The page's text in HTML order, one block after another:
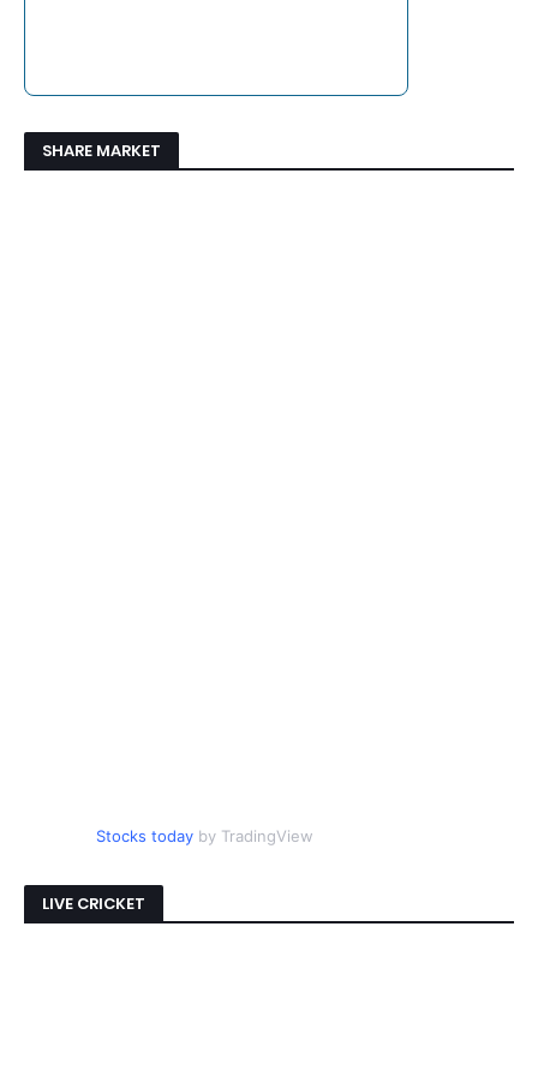
SHARE MARKET
Stocks todayby TradingView
LIVE CRICKET